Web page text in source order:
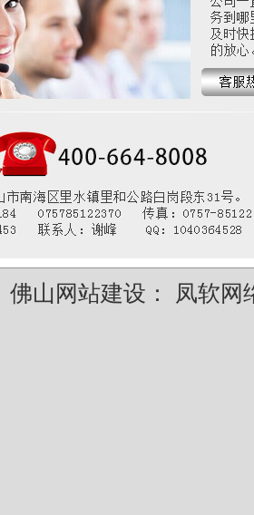
佛山网站建设： 凤软网